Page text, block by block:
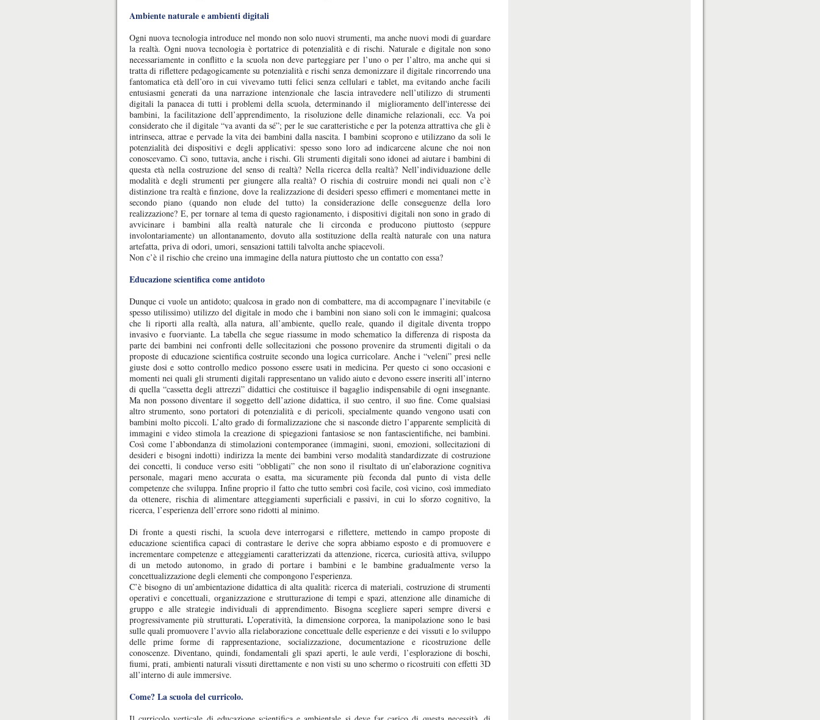
Ambiente naturale e ambienti digitali
Ogni nuova tecnologia introduce nel mondo non solo nuovi strumenti, ma anche nuovi modi di guardare
la realtà. Ogni nuova tecnologia è portatrice di potenzialità e di rischi. Naturale e digitale non sono
necessariamente in conflitto e la scuola non deve parteggiare per l’uno o per l’altro, ma anche qui si
tratta di riflettere pedagogicamente su potenzialità e rischi senza demonizzare il digitale rincorrendo una
fantomatica età dell’oro in cui vivevamo tutti felici senza cellulari e tablet, ma evitando anche facili
entusiasmi generati da una narrazione intenzionale che lascia intravedere nell’utilizzo di strumenti
digitali la panacea di tutti i problemi della scuola, determinando il miglioramento dell'interesse dei
bambini, la facilitazione dell’apprendimento, la risoluzione delle dinamiche relazionali, ecc. Va poi
considerato che il digitale “va avanti da sé”; per le sue caratteristiche e per la potenza attrattiva che gli è
intrinseca, attrae e pervade la vita dei bambini dalla nascita. I bambini scoprono e utilizzano da soli le
potenzialità dei dispositivi e degli applicativi: spesso sono loro ad indicarcene alcune che noi non
conoscevamo. Ci sono, tuttavia, anche i rischi. Gli strumenti digitali sono idonei ad aiutare i bambini di
questa età nella costruzione del senso di realtà? Nella ricerca della realtà? Nell’individuazione delle
modalità e degli strumenti per giungere alla realtà? O rischia di costruire mondi nei quali non c’è
distinzione tra realtà e finzione, dove la realizzazione di desideri spesso effimeri e momentanei mette in
secondo piano (quando non elude del tutto) la considerazione delle conseguenze della loro
realizzazione? E, per tornare al tema di questo ragionamento, i dispositivi digitali non sono in grado di
avvicinare i bambini alla realtà naturale che li circonda e producono piuttosto (seppure
involontariamente) un allontanamento, dovuto alla sostituzione della realtà naturale con una natura
artefatta, priva di odori, umori, sensazioni tattili talvolta anche spiacevoli.
Non c’è il rischio che creino una immagine della natura piuttosto che un contatto con essa?
Educazione scientifica come antidoto
Dunque ci vuole un antidoto; qualcosa in grado non di combattere, ma di accompagnare l’inevitabile (e
spesso utilissimo) utilizzo del digitale in modo che i bambini non siano soli con le immagini; qualcosa
che li riporti alla realtà, alla natura, all’ambiente, quello reale, quando il digitale diventa troppo
invasivo e fuorviante. La tabella che segue riassume in modo schematico la differenza di risposta da
parte dei bambini nei confronti delle sollecitazioni che possono provenire da strumenti digitali o da
proposte di educazione scientifica costruite secondo una logica curricolare. Anche i “veleni” presi nelle
giuste dosi e sotto controllo medico possono essere usati in medicina. Per questo ci sono occasioni e
momenti nei quali gli strumenti digitali rappresentano un valido aiuto e devono essere inseriti all’interno
di quella “cassetta degli attrezzi” didattici che costituisce il bagaglio indispensabile di ogni insegnante.
Ma non possono diventare il soggetto dell’azione didattica, il suo centro, il suo fine. Come qualsiasi
altro strumento, sono portatori di potenzialità e di pericoli, specialmente quando vengono usati con
bambini molto piccoli. L’alto grado di formalizzazione che si nasconde dietro l’apparente semplicità di
immagini e video stimola la creazione di spiegazioni fantasiose se non fantascientifiche, nei bambini.
Così come l’abbondanza di stimolazioni contemporanee (immagini, suoni, emozioni, sollecitazioni di
desideri e bisogni indotti) indirizza la mente dei bambini verso modalità standardizzate di costruzione
dei concetti, li conduce verso esiti “obbligati” che non sono il risultato di un’elaborazione cognitiva
personale, magari meno accurata o esatta, ma sicuramente più feconda dal punto di vista delle
competenze che sviluppa. Infine proprio il fatto che tutto sembri così facile, così vicino, così immediato
da ottenere, rischia di alimentare atteggiamenti superficiali e passivi, in cui lo sforzo cognitivo, la
ricerca, l’esperienza dell’errore sono ridotti al minimo.
Di fronte a questi rischi, la scuola deve interrogarsi e riflettere, mettendo in campo proposte di
educazione scientifica capaci di contrastare le derive che sopra abbiamo esposto e di promuovere e
incrementare competenze e atteggiamenti caratterizzati da attenzione, ricerca, curiosità attiva, sviluppo
di un metodo autonomo, in grado di portare i bambini e le bambine gradualmente verso la
concettualizzazione degli elementi che compongono l'esperienza.
C’è bisogno di un’ambientazione didattica di alta qualità: ricerca di materiali, costruzione di strumenti
operativi e concettuali, organizzazione e strutturazione di tempi e spazi, attenzione alle dinamiche di
gruppo e alle strategie individuali di apprendimento. Bisogna scegliere saperi sempre diversi e
progressivamente più strutturati. L’operatività, la dimensione corporea, la manipolazione sono le basi
sulle quali promuovere l’avvio alla rielaborazione concettuale delle esperienze e dei vissuti e lo sviluppo
delle prime forme di rappresentazione, socializzazione, documentazione e ricostruzione delle
conoscenze. Diventano, quindi, fondamentali gli spazi aperti, le aule verdi, l’esplorazione di boschi,
fiumi, prati, ambienti naturali vissuti direttamente e non visti su uno schermo o ricostruiti con effetti 3D
all’interno di aule immersive.
Come? La scuola del curricolo.